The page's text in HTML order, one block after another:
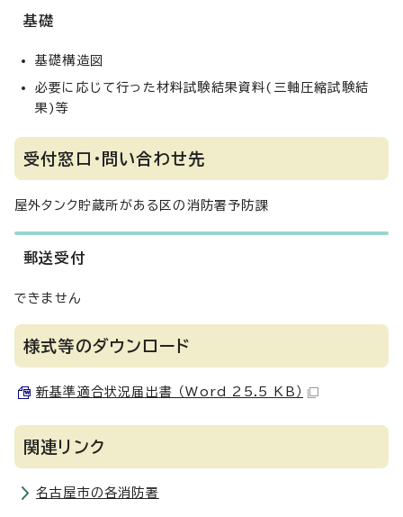
基礎
基礎構造図
必要に応じて行った材料試験結果資料(三軸圧縮試験結
果)等
受付窓口・問い合わせ先
屋外タンク貯蔵所がある区の消防署予防課
郵送受付
できません
様式等のダウンロード
新基準適合状況届出書 （Word 25.5 KB）
関連リンク
名古屋市の各消防署